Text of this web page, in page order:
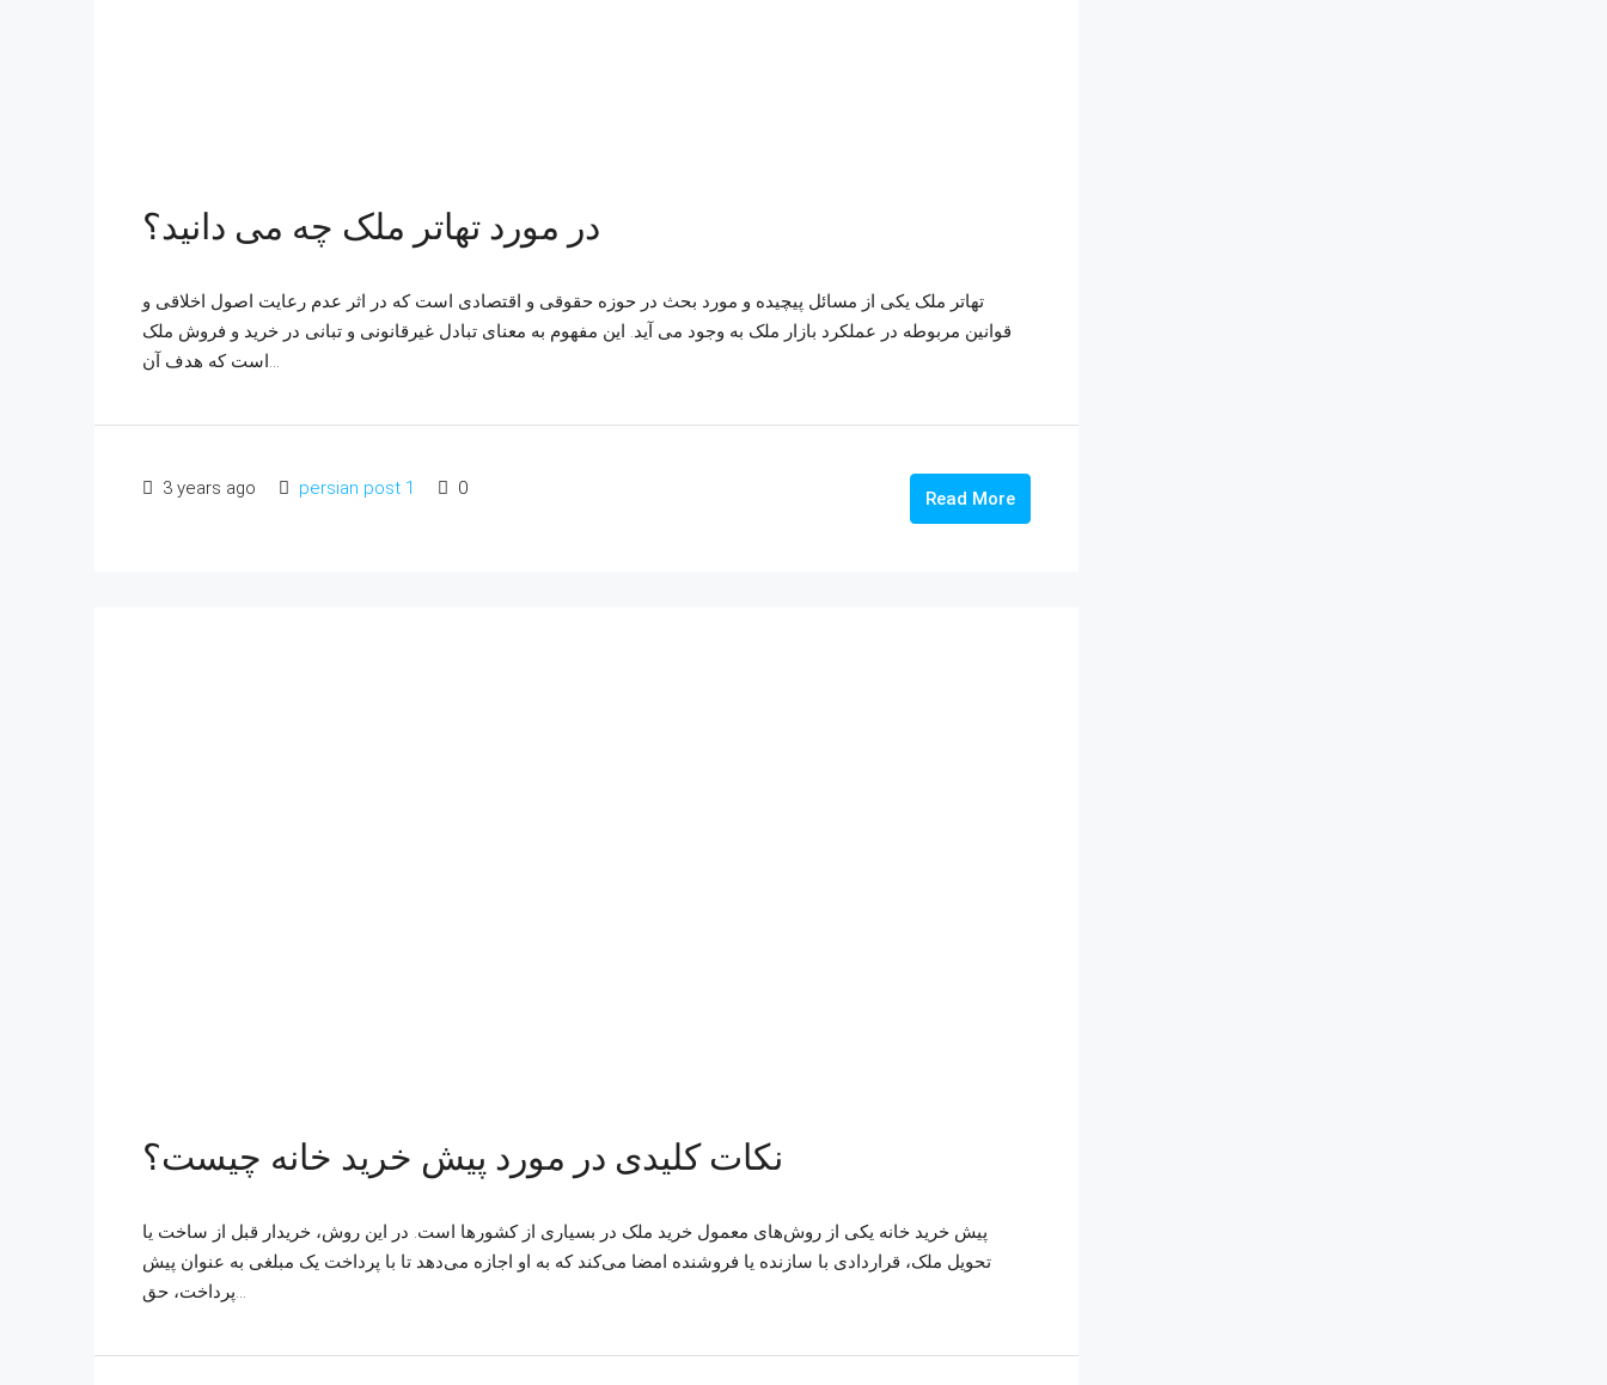
در مورد تهاتر ملک چه می دانید؟
تهاتر ملک یکی از مسائل پیچیده و مورد بحث در حوزه حقوقی و اقتصادی است که در اثر عدم رعایت اصول اخلاقی و
قوانین مربوطه در عملکرد بازار ملک به وجود می آید. این مفهوم به معنای تبادل غیرقانونی و تبانی در خرید و فروش ملک
3 years ago persian post 1 0 Read More
نکات کلیدی در مورد پیش خرید خانه چیست؟
پیش خرید خانه یکی از روش‌های معمول خرید ملک در بسیاری از کشورها است. در این روش، خریدار قبل از ساخت یا
تحویل ملک، قراردادی با سازنده یا فروشنده امضا می‌کند که به او اجازه می‌دهد تا با پرداخت یک مبلغی به عنوان پیش